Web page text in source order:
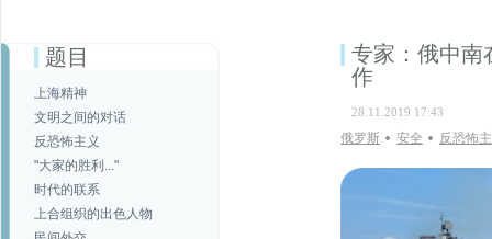
题目
上海精神
文明之间的对话
反恐怖主义
"大家的胜利..."
时代的联系
上合组织的出色人物
专家：俄中南
作
28.11.2019 17:43
俄罗斯 安全 反恐怖